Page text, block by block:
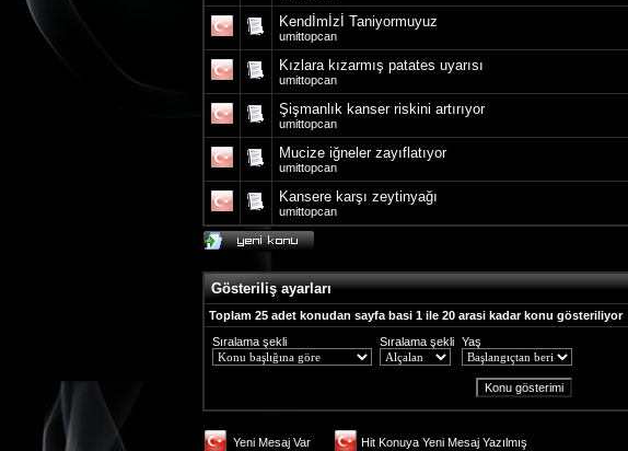
Kendİmİzİ Taniyormuyuz
umittopcan
Kızlara kızarmış patates uyarısı
umittopcan
Şişmanlık kanser riskini artırıyor
umittopcan
Mucize iğneler zayıflatıyor
umittopcan
Kansere karşı zeytinyağı
umittopcan
Gösteriliş ayarları
Toplam 25 adet konudan sayfa basi 1 ile 20 arasi kadar konu gösteriliyor
Sıralama şekli
Sıralama şekli Yaş
Yeni Mesaj Var Hit Konuya Yeni Mesaj Yazılmış